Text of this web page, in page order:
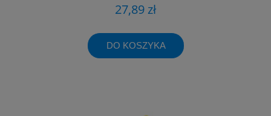
27,89 zł
DO KOSZYKA